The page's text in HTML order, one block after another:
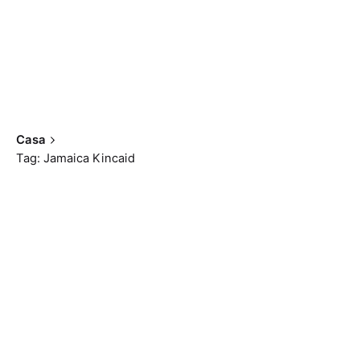
Casa
Tag: Jamaica Kincaid